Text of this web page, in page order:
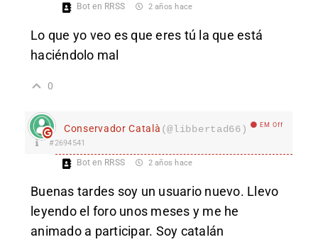
Bot en RRSS 2 años hace
Lo que yo veo es que eres tú la que está
haciéndolo mal
0
Conservador Català (@libbertad66) EM Off
#2694541
Bot en RRSS 2 años hace
Buenas tardes soy un usuario nuevo. Llevo
leyendo el foro unos meses y me he
animado a participar. Soy catalán